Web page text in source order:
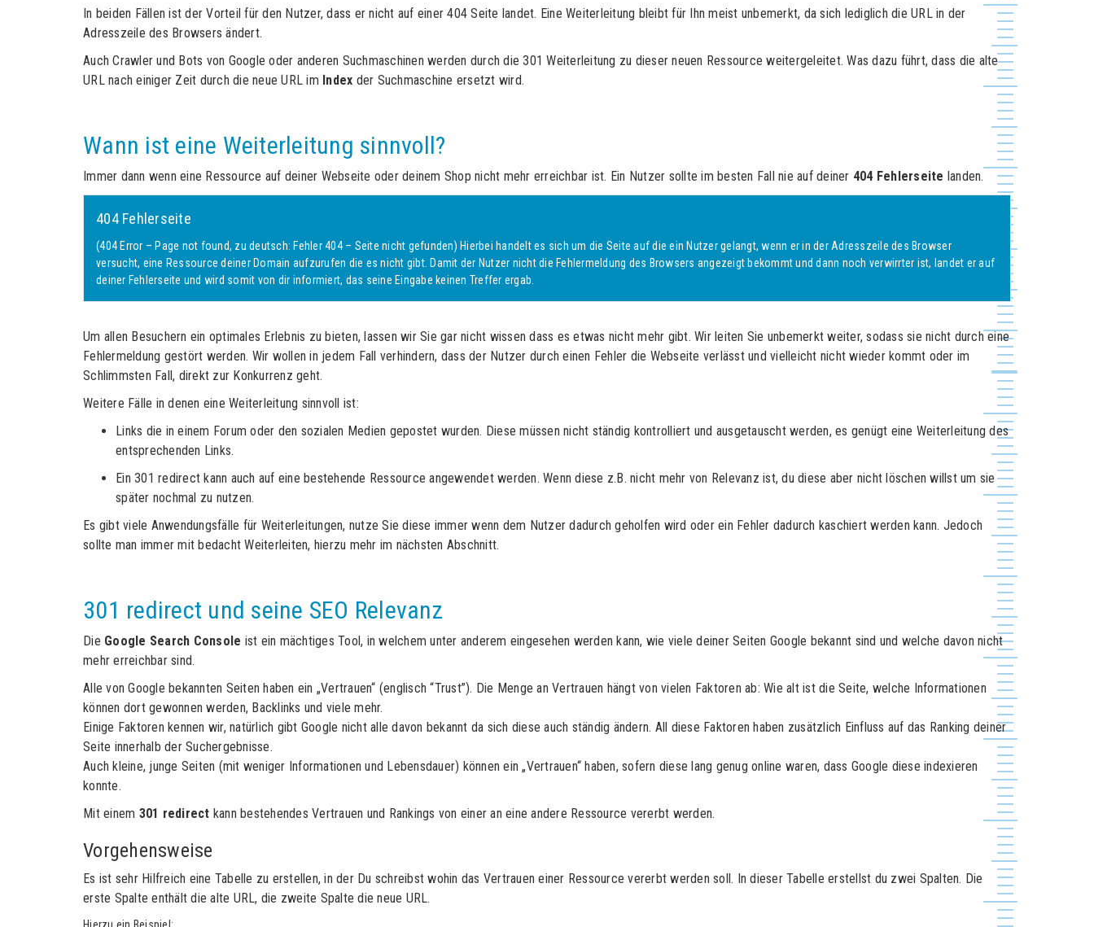
In beiden Fällen ist der Vorteil für den Nutzer, dass er nicht auf einer 404 Seite landet. Eine Weiterleitung bleibt für Ihn meist unbemerkt, da sich lediglich die URL in der
Adresszeile des Browsers ändert.
Auch Crawler und Bots von Google oder anderen Suchmaschinen werden durch die 301 Weiterleitung zu dieser neuen Ressource weitergeleitet. Was dazu führt, dass die alte
URL nach einiger Zeit durch die neue URL im Index der Suchmaschine ersetzt wird.
Wann ist eine Weiterleitung sinnvoll?
Immer dann wenn eine Ressource auf deiner Webseite oder deinem Shop nicht mehr erreichbar ist. Ein Nutzer sollte im besten Fall nie auf deiner 404 Fehlerseite landen.
404 Fehlerseite
(404 Error – Page not found, zu deutsch: Fehler 404 – Seite nicht gefunden) Hierbei handelt es sich um die Seite auf die ein Nutzer gelangt, wenn er in der Adresszeile des Browser
versucht, eine Ressource deiner Domain aufzurufen die es nicht gibt. Damit der Nutzer nicht die Fehlermeldung des Browsers angezeigt bekommt und dann noch verwirrter ist, landet er auf
deiner Fehlerseite und wird somit von dir informiert, das seine Eingabe keinen Treffer ergab.
Um allen Besuchern ein optimales Erlebnis zu bieten, lassen wir Sie gar nicht wissen dass es etwas nicht mehr gibt. Wir leiten Sie unbemerkt weiter, sodass sie nicht durch eine
Fehlermeldung gestört werden. Wir wollen in jedem Fall verhindern, dass der Nutzer durch einen Fehler die Webseite verlässt und vielleicht nicht wieder kommt oder im
Schlimmsten Fall, direkt zur Konkurrenz geht.
Weitere Fälle in denen eine Weiterleitung sinnvoll ist:
Links die in einem Forum oder den sozialen Medien gepostet wurden. Diese müssen nicht ständig kontrolliert und ausgetauscht werden, es genügt eine Weiterleitung des
entsprechenden Links.
Ein 301 redirect kann auch auf eine bestehende Ressource angewendet werden. Wenn diese z.B. nicht mehr von Relevanz ist, du diese aber nicht löschen willst um sie
später nochmal zu nutzen.
Es gibt viele Anwendungsfälle für Weiterleitungen, nutze Sie diese immer wenn dem Nutzer dadurch geholfen wird oder ein Fehler dadurch kaschiert werden kann. Jedoch
sollte man immer mit bedacht Weiterleiten, hierzu mehr im nächsten Abschnitt.
301 redirect und seine SEO Relevanz
Die Google Search Console ist ein mächtiges Tool, in welchem unter anderem eingesehen werden kann, wie viele deiner Seiten Google bekannt sind und welche davon nicht
mehr erreichbar sind.
Alle von Google bekannten Seiten haben ein „Vertrauen“ (englisch “Trust”). Die Menge an Vertrauen hängt von vielen Faktoren ab: Wie alt ist die Seite, welche Informationen
können dort gewonnen werden, Backlinks und viele mehr.
Einige Faktoren kennen wir, natürlich gibt Google nicht alle davon bekannt da sich diese auch ständig ändern. All diese Faktoren haben zusätzlich Einfluss auf das Ranking deiner
Seite innerhalb der Suchergebnisse.
Auch kleine, junge Seiten (mit weniger Informationen und Lebensdauer) können ein „Vertrauen“ haben, sofern diese lang genug online waren, dass Google diese indexieren
konnte.
Mit einem 301 redirect kann bestehendes Vertrauen und Rankings von einer an eine andere Ressource vererbt werden.
Vorgehensweise
Es ist sehr Hilfreich eine Tabelle zu erstellen, in der Du schreibst wohin das Vertrauen einer Ressource vererbt werden soll. In dieser Tabelle erstellst du zwei Spalten. Die
erste Spalte enthält die alte URL, die zweite Spalte die neue URL.
Hierzu ein Beispiel: